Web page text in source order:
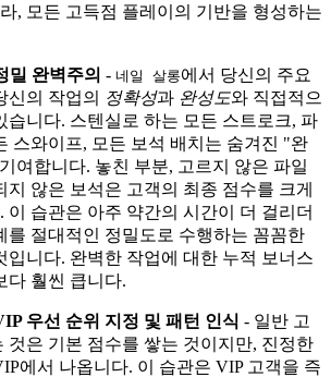
, 모든 고득점 플레이의 기반을 형성하는
밀 완벽주의 - 네일 살롱에서 당신의 주요
신의 작업의 정확성과 완성도와 직접적으
습니다. 스텐실로 하는 모든 스트로크, 파
스와이프, 모든 보석 배치는 숨겨진 "완
여합니다. 놓친 부분, 고르지 않은 파일
지 않은 보석은 고객의 최종 점수를 크게
이 습관은 아주 약간의 시간이 더 걸리더
를 절대적인 정밀도로 수행하는 꼼꼼한
입니다. 완벽한 작업에 대한 누적 보너스
다 훨씬 큽니다.
우선 순위 지정 및 패턴 인식 - 일반 고
것은 기본 점수를 쌓는 것이지만, 진정한
에서 나옵니다. 이 습관은 VIP 고객을 즉